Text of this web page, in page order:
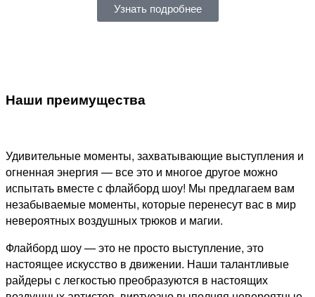
Узнать подробнее
Наши преимущества
Удивительные моменты, захватывающие выступления и
огненная энергия — все это и многое другое можно
испытать вместе с флайборд шоу! Мы предлагаем вам
незабываемые моменты, которые перенесут вас в мир
невероятных воздушных трюков и магии.
Флайборд шоу — это не просто выступление, это
настоящее искусство в движении. Наши талантливые
райдеры с легкостью преобразуются в настоящих